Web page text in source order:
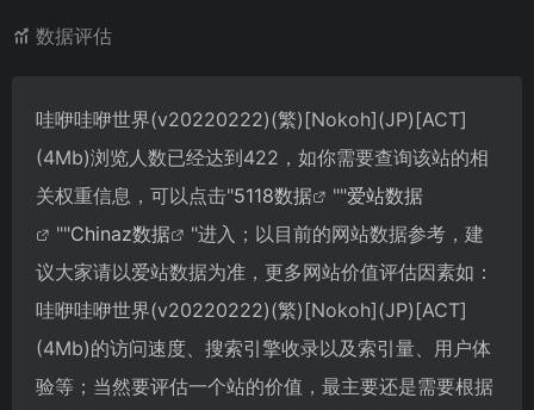
数据评估
哇咿哇咿世界(v20220222)(繁)[Nokoh](JP)[ACT]
(4Mb)浏览人数已经达到422，如你需要查询该站的相
关权重信息，可以点击"5118数据 ""爱站数据
""Chinaz数据
"进入；以目前的网站数据参考，建
议大家请以爱站数据为准，更多网站价值评估因素如：
哇咿哇咿世界(v20220222)(繁)[Nokoh](JP)[ACT]
(4Mb)的访问速度、搜索引擎收录以及索引量、用户体
验等；当然要评估一个站的价值，最主要还是需要根据